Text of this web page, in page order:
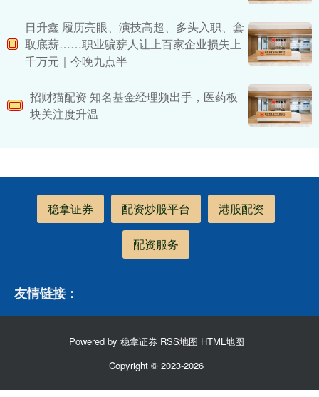
日升鑫 履历亮眼、演技高超、多头入职、套
取底薪……职业骗薪人让上百家企业损失上
千万元｜今晚九点半
招财猫配资 知名基金经理频出手，医药板
块关注度升温
稳拿证券 配资炒股平台 港股配资
配资服务
友情链接：
Powered by 稳拿证券 RSS地图 HTML地图
Copyright © 2023-2026